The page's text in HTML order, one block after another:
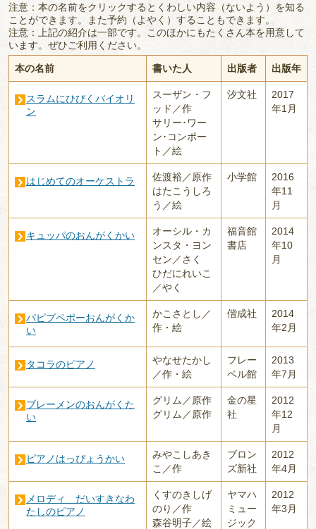
注意：本の名前をクリックするとくわしい内容（ないよう）を知る
ことができます。また予約（よやく）することもできます。
注意：上記の紹介は一部です。このほかにもたくさん本を用意して
います。ぜひご利用ください。
本の名前 書いた人 出版者 出版年
スラムにひびくバイオリ
ン
スーザン・フ
ッド／作
サリー･ワー
ン･コンポー
ト／絵
汐文社
2017
年1月
はじめてのオーケストラ
佐渡裕／原作
はたこうしろ
う／絵
小学館
2016
年11
月
キュッパのおんがくかい
オーシル・カ
ンスタ・ヨン
セン／さく
ひだにれいこ
／やく
福音館
書店
2014
年10
月
パピプペポーおんがくか
い
かこさとし／
作・絵
偕成社
2014
年2月
タコラのピアノ
やなせたかし
／作・絵
フレー
ベル館
2013
年7月
ブレーメンのおんがくた
い
グリム／原作
グリム／原作
金の星
社
2012
年12
月
ピアノはっぴょうかい
みやこしあき
こ／作
ブロン
ズ新社
2012
年4月
メロディ だいすきなわ
たしのピアノ
くすのきしげ
のり／作
森谷明子／絵
ヤマハ
ミュー
ジック
2012
年3月